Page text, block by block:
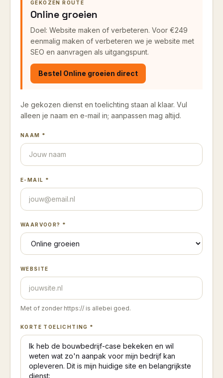
GEKOZEN ROUTE
Online groeien
Doel: Website maken of verbeteren. Voor €249
eenmalig maken of verbeteren we je website met
SEO en aanvragen als uitgangspunt.
Bestel Online groeien direct
Je gekozen dienst en toelichting staan al klaar. Vul
alleen je naam en e-mail in; aanpassen mag altijd.
NAAM *
E-MAIL *
WAARVOOR? *
WEBSITE
Met of zonder https:// is allebei goed.
KORTE TOELICHTING *